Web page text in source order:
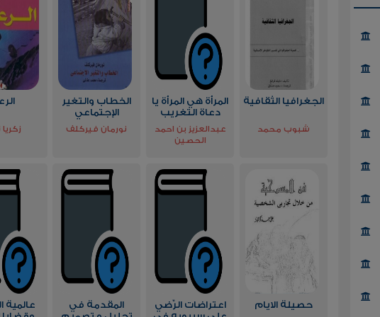
الجغرافيا الثقافية
شبوب محمد
المرأة هي المرأة يا
دعاة التغريب
عبدالعزيز بن احمد
الحصين
الخطاب والتغير
الإجتماعي
نورمان فيركلف زكريا
حصيلة الايام
اعتراضات الرَّضي
المقدمة في
عالمية